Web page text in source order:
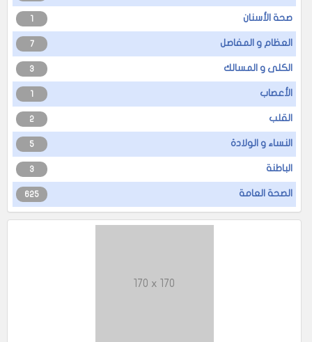
صحة الأسنان 1
العظام و المفاصل 7
الكلى و المسالك 3
الأعصاب 1
القلب 2
النساء و الولادة 5
الباطنة 3
الصحة العامة 625
170 x 170